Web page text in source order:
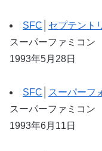
SFC
セプテント
スーパーファミコン
1993年5月28日
SFC
スーパーフ
スーパーファミコン
1993年6月11日